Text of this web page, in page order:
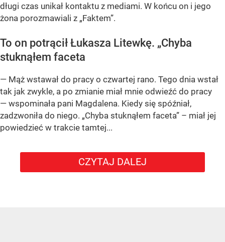
długi czas unikał kontaktu z mediami. W końcu on i jego
żona porozmawiali z „Faktem”.
To on potrącił Łukasza Litewkę. „Chyba
stuknąłem faceta
— Mąż wstawał do pracy o czwartej rano. Tego dnia wstał
tak jak zwykle, a po zmianie miał mnie odwieźć do pracy
— wspominała pani Magdalena. Kiedy się spóźniał,
zadzwoniła do niego. „Chyba stuknąłem faceta” – miał jej
powiedzieć w trakcie tamtej...
CZYTAJ DALEJ